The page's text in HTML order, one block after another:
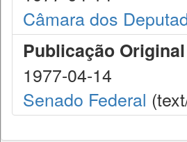
Câmara dos
Publicação Original
1977-04-14
Senado Federal